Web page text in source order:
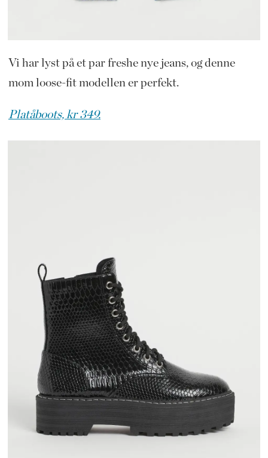
Vi har lyst på et par freshe nye jeans, og denne
mom loose-fit modellen er perfekt.
Platåboots, kr 349.